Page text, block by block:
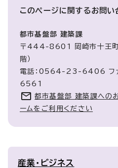
このページに関するお問い
都市基盤部 建築課
〒444-8601 岡崎市十王町
階）
電話：0564-23-6406 フ
6561
都市基盤部 建築課への
ームをご利用ください
産業・ビジネス